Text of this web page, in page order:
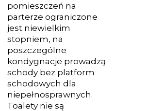
pomieszczeń na
parterze ograniczone
jest niewielkim
stopniem, na
poszczególne
kondygnacje prowadzą
schody bez platform
schodowych dla
niepełnosprawnych.
Toalety nie są